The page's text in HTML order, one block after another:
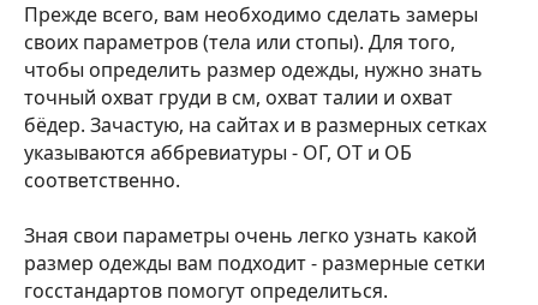
Прежде всего, вам необходимо сделать замеры
своих параметров (тела или стопы). Для того,
чтобы определить размер одежды, нужно знать
точный охват груди в см, охват талии и охват
бёдер. Зачастую, на сайтах и в размерных сетках
указываются аббревиатуры - ОГ, ОТ и ОБ
соответственно.
Зная свои параметры очень легко узнать какой
размер одежды вам подходит - размерные сетки
госстандартов помогут определиться.